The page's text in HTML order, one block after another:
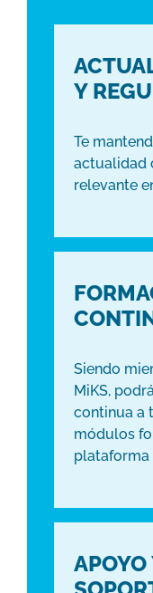
Y
Te
actualidad
relevante
Siendo
MiKS,
continua a
módulos
plataforma
APOYO